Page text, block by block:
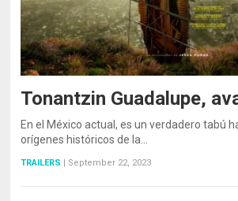
Tonantzin Guadalupe,
En el México actual, es un verdadero tabú
orígenes históricos de la…
TRAILERS | September 22, 2023